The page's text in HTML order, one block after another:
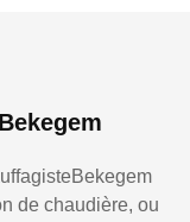
de chaudière, ou